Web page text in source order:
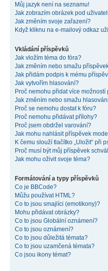
Můj jazyk není na seznamu!
Jak zobrazím obrázek pod
Jak změním svoje zařazení?
Když kliknu na e-mailový odkaz
Vkládání příspěvků
Jak vložím téma do fóra?
Jak změním nebo smažu
Jak přidám podpis k mému
Jak vytvořím hlasování?
Proč nemohu přidat více možností
Jak změním nebo smažu
Proč se nemohu dostat k fóru?
Proč nemohu přidávat přílohy?
Proč jsem obdržel varování?
Jak mohu nahlásit příspěvek
K čemu slouží tlačítko „Uložit“ při
Proč musí být můj příspěvek
Jak mohu oživit svoje téma?
Formátování a typy příspěvků
Co je BBCode?
Můžu používat HTML?
Co to jsou smajlíci (emotikony)?
Mohu přidávat obrázky?
Co to jsou Globální oznámení?
Co to jsou oznámení?
Co to jsou důležitá témata?
Co to jsou uzamčená témata?
Co jsou ikony témat?